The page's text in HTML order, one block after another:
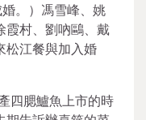
。）馮雪峰、姚
霞村、劉吶鷗、戴
松江餐與加入婚
四腮鱸魚上市的時